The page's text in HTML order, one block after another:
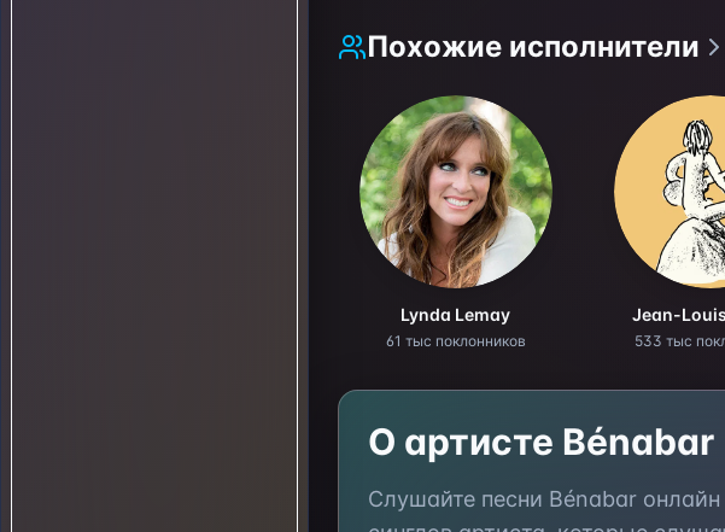
Похожие исполнители
Lynda Lemay
61 тыс поклонников
Jean-
533 тыс
О артисте Bénabar
Слушайте песни Bénabar